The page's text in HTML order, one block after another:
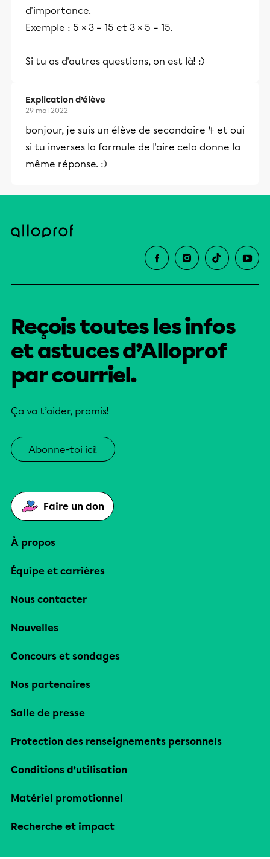
d'importance.
Exemple : 5 × 3 = 15 et 3 × 5 = 15.
Si tu as d'autres questions, on est là! :)
Explication d’élève
29 mai 2022
bonjour, je suis un élève de secondaire 4 et oui
si tu inverses la formule de l'aire cela donne la
même réponse. :)
Reçois toutes les infos
et astuces d’Alloprof
par courriel.
Ça va t’aider, promis!
Abonne-toi ici!
Faire un don
À propos
Équipe et carrières
Nous contacter
Nouvelles
Concours et sondages
Nos partenaires
Salle de presse
Protection des renseignements personnels
Conditions d’utilisation
Matériel promotionnel
Recherche et impact